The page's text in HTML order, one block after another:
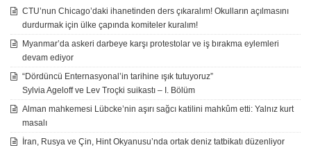
CTU’nun Chicago’daki ihanetinden ders çıkaralım! Okulların açılmasını
durdurmak için ülke çapında komiteler kuralım!
Myanmar’da askeri darbeye karşı protestolar ve iş bırakma eylemleri
devam ediyor
“Dördüncü Enternasyonal’in tarihine ışık tutuyoruz”
Sylvia Ageloff ve Lev Troçki suikastı – I. Bölüm
Alman mahkemesi Lübcke’nin aşırı sağcı katilini mahkûm etti: Yalnız kurt
masalı
İran, Rusya ve Çin, Hint Okyanusu’nda ortak deniz tatbikatı düzenliyor